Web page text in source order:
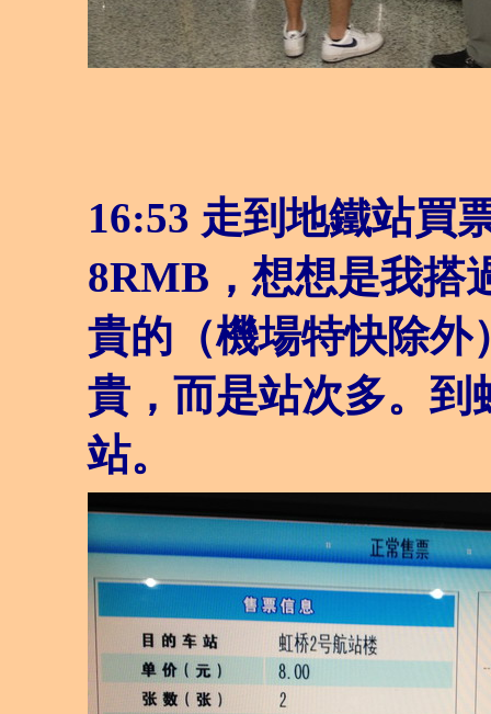
16:53 走到地鐵站買
8RMB，想想是我搭
貴的（機場特快除外
貴，而是站次多。到
站。